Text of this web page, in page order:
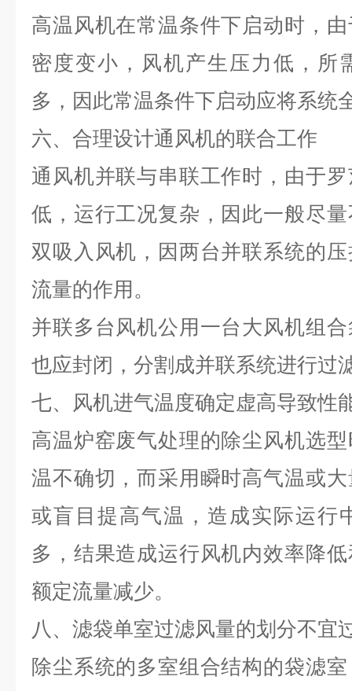
高温风机在常温条件下启动时，
密度变小，风机产生压力低，所
多，因此常温条件下启动应将系统
六、合理设计通风机的联合工作
通风机并联与串联工作时，由于
低，运行工况复杂，因此一般尽
双吸入风机，因两台并联系统的
流量的作用。
并联多台风机公用一台大风机组
也应封闭，分割成并联系统进行过
七、风机进气温度确定虚高导致性
高温炉窑废气处理的除尘风机选
温不确切，而采用瞬时高气温或
或盲目提高气温，造成实际运行
多，结果造成运行风机内效率降
额定流量减少。
八、滤袋单室过滤风量的划分不宜
除尘系统的多室组合结构的袋滤